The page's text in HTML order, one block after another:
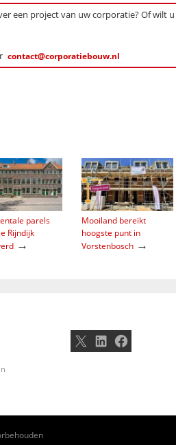
een project van uw corporatie? Of wilt
contact@corporatiebouw.nl
parels
Rijndijk
→
Mooiland bereikt
hoogste punt in
Vorstenbosch →
X LinkedIn